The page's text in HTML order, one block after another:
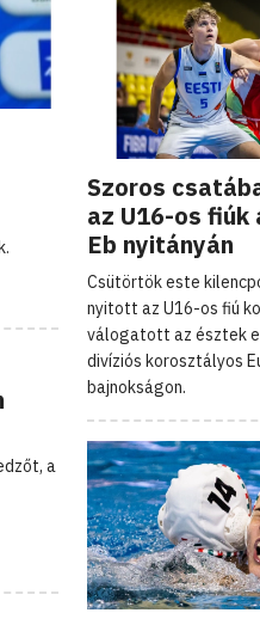
a
Szoros
az U16-os fiúk
Eb nyitányán
Csütörtök este
nyitott az U16-os fiú
válogatott az észtek
divíziós korosztályos
bajnokságon.